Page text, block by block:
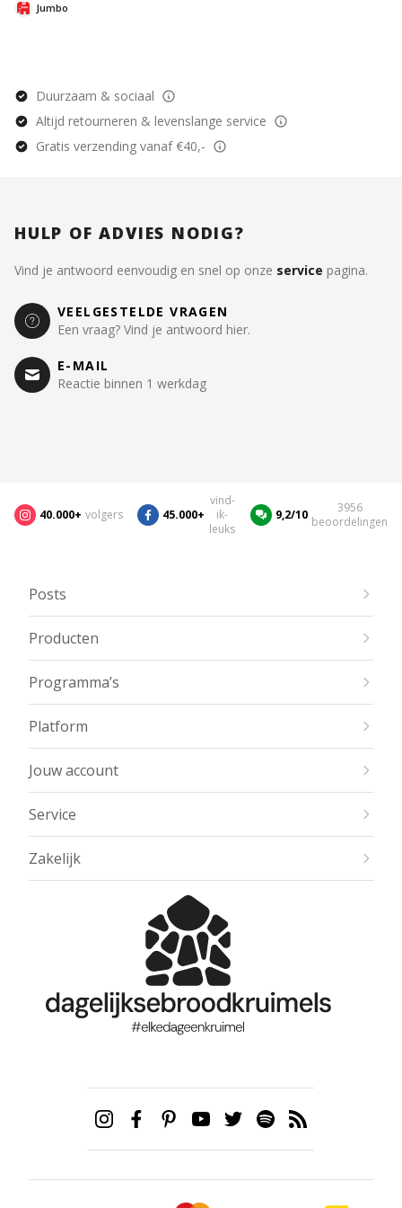
onze puzzels zijn gemaakt van gerecycled karton
in Europa. Om het karton in puzzelstukjes te
snijden, gebruiken we het dunste mes dat er is.
Geniet van deze Jan van Haasteren-puzzel.
Jumbo
Duurzaam & sociaal
Altijd retourneren & levenslange service
Gratis verzending vanaf €40,-
HULP OF ADVIES NODIG?
Vind je antwoord eenvoudig en snel op onze service pagina.
VEELGESTELDE VRAGEN
Een vraag? Vind je antwoord hier.
E-MAIL
Reactie binnen 1 werkdag
40.000+ volgers 45.000+
vind-
ik-
leuks
9,2/10
3956
beoordelingen
Posts
Producten
Programma’s
Platform
Jouw account
Service
Zakelijk